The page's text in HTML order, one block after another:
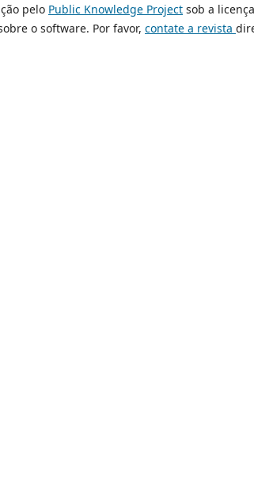
pelo Public Knowledge Project sob a
o software. Por favor, contate a revista